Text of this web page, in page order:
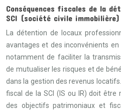
Conséquences fiscales de la
SCI (société civile
La détention de locaux
avantages et des inconvénients
notamment de faciliter la
de mutualiser les risques et de
dans la gestion des revenus
fiscal de la SCI (IS ou IR) doit
des objectifs patrimoniaux et